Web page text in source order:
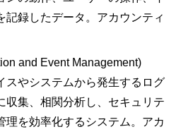
記録したデータ。アカウンティ
and Event Management)
スやシステムから発生するログ
収集、相関分析し、セキュリテ
理を効率化するシステム。アカ